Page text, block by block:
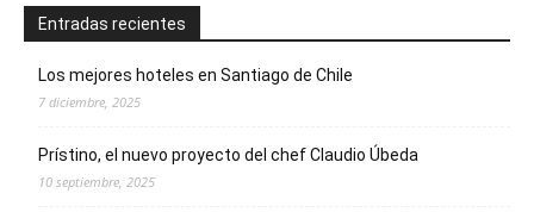
Entradas recientes
Los mejores hoteles en Santiago de Chile
7 diciembre, 2025
Prístino, el nuevo proyecto del chef Claudio Úbeda
10 septiembre, 2025